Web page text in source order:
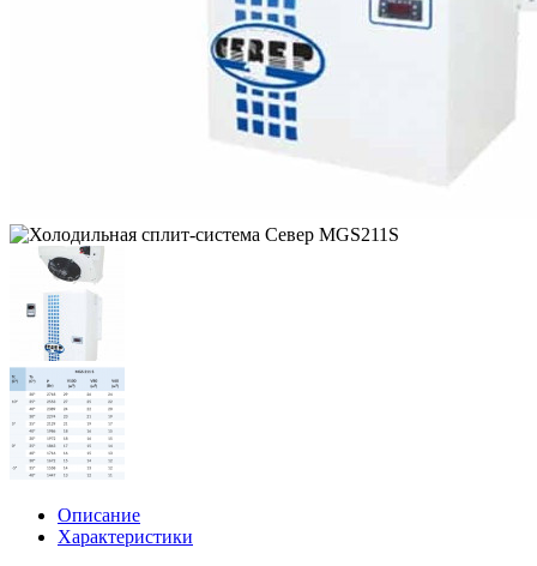
Описание
Характеристики